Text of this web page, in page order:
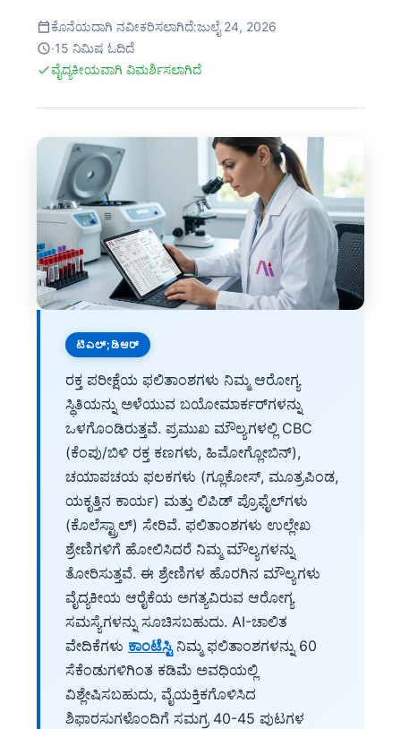
ಕೊನೆಯದಾಗಿ ನವೀಕರಿಸಲಾಗಿದೆ:ಜುಲೈ 24, 2026
·15 ನಿಮಿಷ ಓದಿದೆ
ವೈದ್ಯಕೀಯವಾಗಿ ವಿಮರ್ಶಿಸಲಾಗಿದೆ
ಟಿಎಲ್;ಡಿಆರ್
ರಕ್ತ ಪರೀಕ್ಷೆಯ ಫಲಿತಾಂಶಗಳು ನಿಮ್ಮ ಆರೋಗ್ಯ
ಸ್ಥಿತಿಯನ್ನು ಅಳೆಯುವ ಬಯೋಮಾರ್ಕರ್‌ಗಳನ್ನು
ಒಳಗೊಂಡಿರುತ್ತವೆ. ಪ್ರಮುಖ ಮೌಲ್ಯಗಳಲ್ಲಿ CBC
(ಕೆಂಪು/ಬಿಳಿ ರಕ್ತ ಕಣಗಳು, ಹಿಮೋಗ್ಲೋಬಿನ್),
ಚಯಾಪಚಯ ಫಲಕಗಳು (ಗ್ಲೂಕೋಸ್, ಮೂತ್ರಪಿಂಡ,
ಯಕೃತ್ತಿನ ಕಾರ್ಯ) ಮತ್ತು ಲಿಪಿಡ್ ಪ್ರೊಫೈಲ್‌ಗಳು
(ಕೊಲೆಸ್ಟ್ರಾಲ್) ಸೇರಿವೆ. ಫಲಿತಾಂಶಗಳು ಉಲ್ಲೇಖ
ಶ್ರೇಣಿಗಳಿಗೆ ಹೋಲಿಸಿದರೆ ನಿಮ್ಮ ಮೌಲ್ಯಗಳನ್ನು
ತೋರಿಸುತ್ತವೆ. ಈ ಶ್ರೇಣಿಗಳ ಹೊರಗಿನ ಮೌಲ್ಯಗಳು
ವೈದ್ಯಕೀಯ ಆರೈಕೆಯ ಅಗತ್ಯವಿರುವ ಆರೋಗ್ಯ
ಸಮಸ್ಯೆಗಳನ್ನು ಸೂಚಿಸಬಹುದು. AI-ಚಾಲಿತ
ವೇದಿಕೆಗಳು ಕಾಂಟೆಸ್ಟಿನಿಮ್ಮ ಫಲಿತಾಂಶಗಳನ್ನು 60
ಸೆಕೆಂಡುಗಳಿಗಿಂತ ಕಡಿಮೆ ಅವಧಿಯಲ್ಲಿ
ವಿಶ್ಲೇಷಿಸಬಹುದು, ವೈಯಕ್ತಿಕಗೊಳಿಸಿದ
ಶಿಫಾರಸುಗಳೊಂದಿಗೆ ಸಮಗ್ರ 40-45 ಪುಟಗಳ